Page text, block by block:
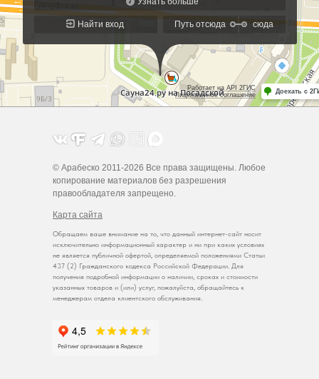
© Арабеско 2011-2026 Все права защищены. Любое
копирование материалов без разрешения
правообладателя запрещено.
Карта сайта
Обращаем ваше внимание на то, что данный интернет-сайт носит
исключительно информационный характер и ни при каких условиях
не является публичной офертой, определяемой положениями Статьи
437 (2) Гражданского кодекса Российской Федерации. Для
получения подробной информации о наличии, сроках и стоимости
указанных товаров и (или) услуг, пожалуйста, обращайтесь к
менеджерам отдела клиентского обслуживания.